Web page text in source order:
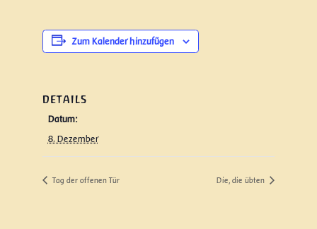
Zum Kalender hinzufügen
DETAILS
Datum:
8. Dezember
Tag der offenen Tür Die, die übten